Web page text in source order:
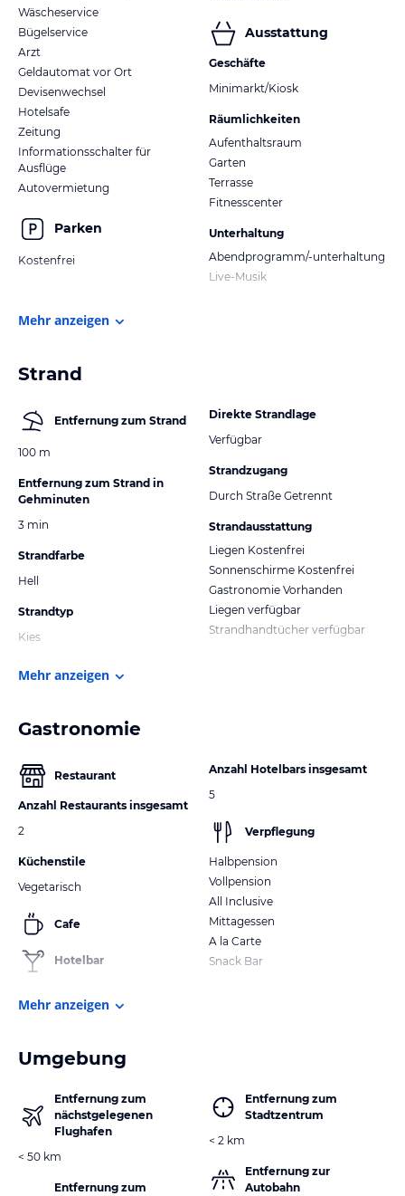
Wäscheservice
Bügelservice
Arzt
Geldautomat vor Ort
Devisenwechsel
Hotelsafe
Zeitung
Informationsschalter für
Ausflüge
Autovermietung
Parken
Kostenfrei
Ausstattung
Geschäfte
Minimarkt/Kiosk
Räumlichkeiten
Aufenthaltsraum
Garten
Terrasse
Fitnesscenter
Unterhaltung
Abendprogramm/-unterhaltung
Live-Musik
Mehr anzeigen
Strand
Entfernung zum Strand
100 m
Entfernung zum Strand in
Gehminuten
3 min
Strandfarbe
Hell
Strandtyp
Kies
Direkte Strandlage
Verfügbar
Strandzugang
Durch Straße Getrennt
Strandausstattung
Liegen Kostenfrei
Sonnenschirme Kostenfrei
Gastronomie Vorhanden
Liegen verfügbar
Strandhandtücher verfügbar
Mehr anzeigen
Gastronomie
Restaurant
Anzahl Restaurants insgesamt
2
Küchenstile
Vegetarisch
Cafe
Hotelbar
Anzahl Hotelbars insgesamt
5
Verpflegung
Halbpension
Vollpension
All Inclusive
Mittagessen
A la Carte
Snack Bar
Mehr anzeigen
Umgebung
Entfernung zum
nächstgelegenen
Flughafen
< 50 km
Entfernung zum
Entfernung zum
Stadtzentrum
< 2 km
Entfernung zur
Autobahn